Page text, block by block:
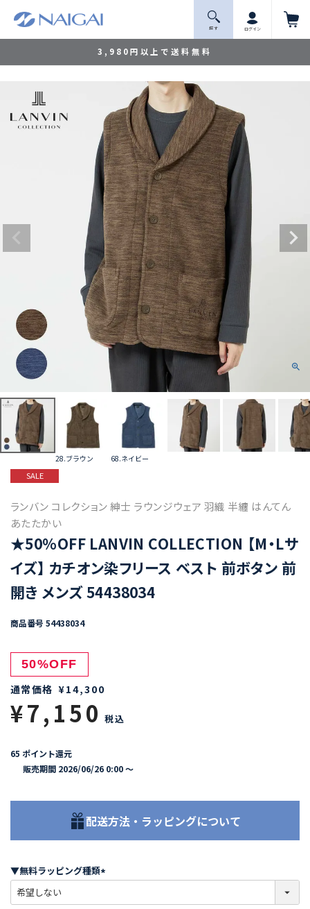
3,980円以上で送料無料
探 す ログイン
28.ブラウン 68.ネイビー
SALE
ランバン コレクション 紳士 ラウンジウェア 羽織 半纏 はんてん
あたたかい
★50%OFF LANVIN COLLECTION 【M・Lサ
イズ】 カチオン染フリース ベスト 前ボタン 前
開き メンズ 54438034
商品番号 54438034
50%OFF
通常価格 ¥14,300
¥7,150 税込
65 ポイント還元
販売期間 2026/06/26 0:00〜
配送方法・ラッピングについて
▼無料ラッピング種類
必